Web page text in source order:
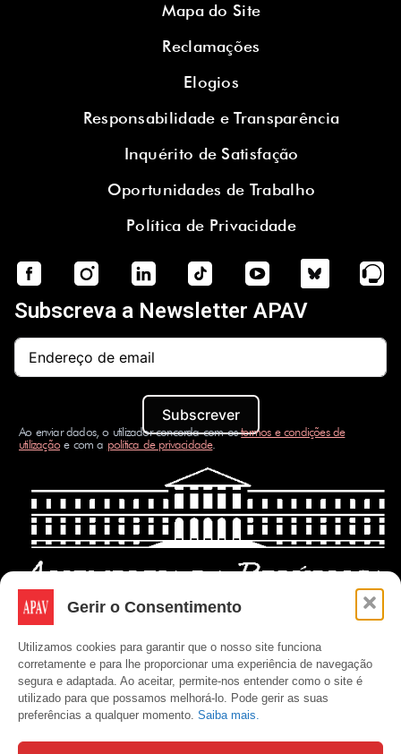
Gerir o Consentimento
Utilizamos cookies para garantir que o nosso site funciona
corretamente e para lhe proporcionar uma experiência de navegação
segura e adaptada. Ao aceitar, permite-nos entender como o site é
utilizado para que possamos melhorá-lo. Pode gerir as suas
preferências a qualquer momento. Saiba mais.
Mapa do Site
Reclamações
Elogios
Responsabilidade e Transparência
Inquérito de Satisfação
Oportunidades de Trabalho
Política de Privacidade
Subscreva a Newsletter APAV
Subscrever
Ao enviar dados, o utilizador concorda com ostermos e condições de
utilizaçãoe com a política de privacidade.